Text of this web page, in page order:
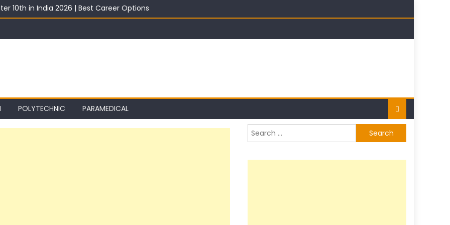
10th in India 2026 | Best Career Options
With Salary 2026 | Top Career Options
2026: Best ITI Trade, Salary & Job Scope
Wise: Expected Marks, Rank List & Merit List
POLYTECHNIC PARAMEDICAL
Search
for: